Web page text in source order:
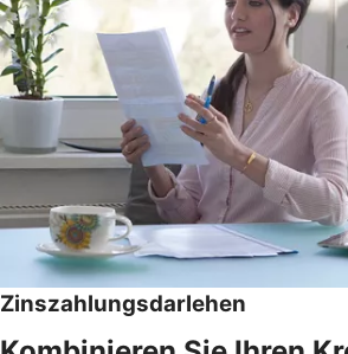
Zinszahlungsdarlehen